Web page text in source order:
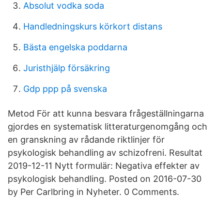
Absolut vodka soda
Handledningskurs körkort distans
Bästa engelska poddarna
Juristhjälp försäkring
Gdp ppp på svenska
Metod För att kunna besvara frågeställningarna
gjordes en systematisk litteraturgenomgång och
en granskning av rådande riktlinjer för
psykologisk behandling av schizofreni. Resultat
2019-12-11 Nytt formulär: Negativa effekter av
psykologisk behandling. Posted on 2016-07-30
by Per Carlbring in Nyheter. 0 Comments.